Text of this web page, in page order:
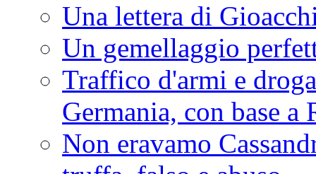
Una lettera di
Un gemellaggio
Traffico d'armi e
Germania, con base a
Non eravamo